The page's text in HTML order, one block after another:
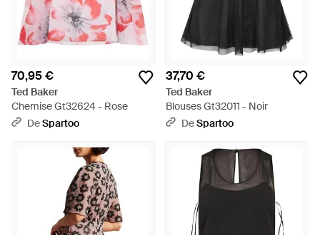
70,95 €
Ted Baker
Chemise Gt32624 - Rose
DeSpartoo
37,70 €
Ted Baker
Blouses Gt32011 - Noir
DeSpartoo